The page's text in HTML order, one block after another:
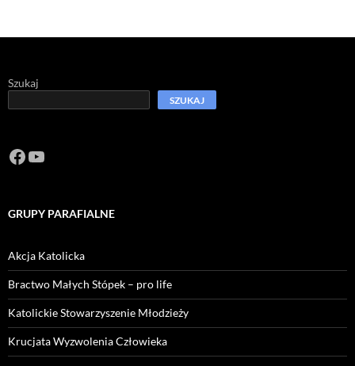
Szukaj
SZUKAJ
Facebook
https://www.youtube.com/channel/
GRUPY PARAFIALNE
Akcja Katolicka
Bractwo Małych Stópek – pro life
Katolickie Stowarzyszenie Młodzieży
Krucjata Wyzwolenia Człowieka